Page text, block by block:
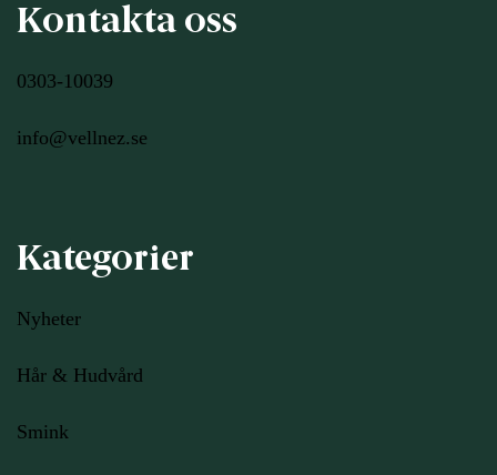
Kontakta oss
0303-10039
info@vellnez.se
Kategorier
Nyheter
Hår & Hudvård
Smink